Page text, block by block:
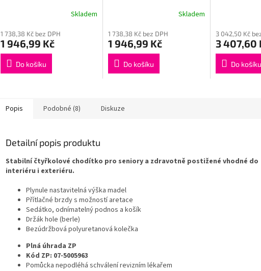
Skladem
1 738,38 Kč bez DPH
1 946,99 Kč
Do košíku
Skladem
1 738,38 Kč bez DPH
1 946,99 Kč
Do košíku
produktu
je
4,0
5
3 042,50 Kč
3 407,60
Do košíku
Popis Podobné (8) Diskuze
Detailní popis produktu
Stabilní čtyřkolové chodítko pro seniory a zdravotně postižené vhodné do
interiéru i exteriéru.
Plynule nastavitelná výška madel
Přítlačné brzdy s možností aretace
Sedátko, odnímatelný podnos a košík
Držák hole (berle)
Bezúdržbová polyuretanová kolečka
Plná úhrada ZP
Kód ZP: 07-5005963
Pomůcka nepodléhá schválení revizním lékařem